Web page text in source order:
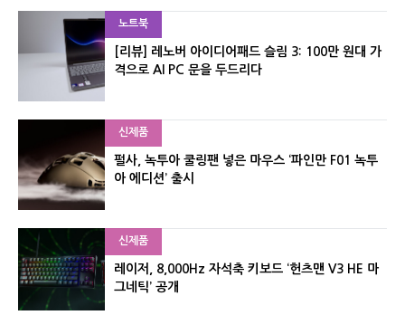
노트북
[리뷰] 레노버 아이디어패드 슬림 3: 100만 원대 가
격으로 AI PC 문을 두드리다
신제품
펄사, 녹투아 쿨링팬 넣은 마우스 ‘파인만 F01 녹투
아 에디션’ 출시
신제품
레이저, 8,000Hz 자석축 키보드 ‘헌츠맨 V3 HE 마
그네틱’ 공개